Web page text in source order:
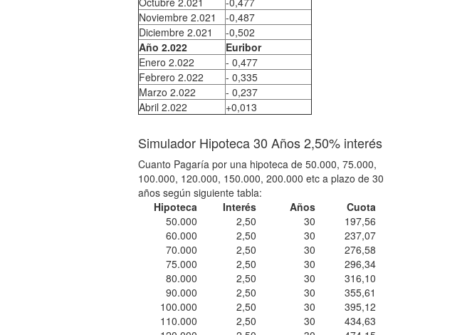
Noviembre 2.021
-0,487
Diciembre 2.021
-0,502
Año 2.022
Euribor
Enero 2.022
- 0,477
Febrero 2.022
- 0,335
Marzo 2.022
- 0,237
Abril 2.022
+0,013
Simulador Hipoteca 30 Años 2,50% interés
Cuanto Pagaría por una hipoteca de 50.000, 75.000,
100.000, 120.000, 150.000, 200.000 etc a plazo de 30
años según siguiente tabla:
Hipoteca
Interés Años
Cuota
50.000
2,50 30
197,56
60.000
2,50 30
237,07
70.000
2,50 30
276,58
75.000
2,50 30
296,34
80.000
2,50 30
316,10
90.000
2,50 30
355,61
100.000
2,50 30
395,12
110.000
2,50 30
434,63